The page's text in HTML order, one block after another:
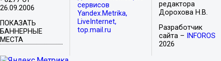
26.09.2006
ПОКАЗАТЬ
БАННЕРНЫЕ
МЕСТА
сервисов
Yandex.Metrika,
LiveInternet,
top.mail.ru
редактора
Дорохова Н.В.
Разработчик
сайта –
INFOROS
2026